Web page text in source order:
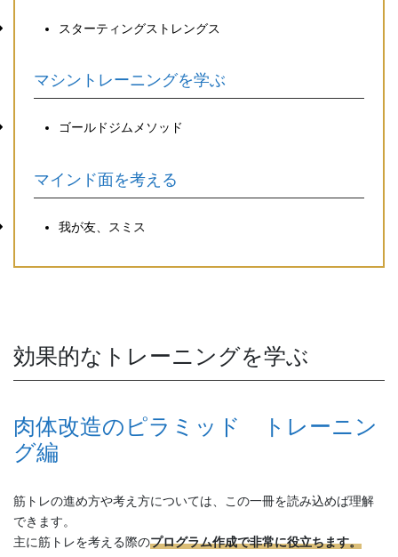
スターティングストレングス
マシントレーニングを学ぶ
ゴールドジムメソッド
マインド面を考える
我が友、スミス
効果的なトレーニングを学ぶ
肉体改造のピラミッド トレーニン
グ編
筋トレの進め方や考え方については、この一冊を読み込めば理解
できます。
主に筋トレを考える際のプログラム作成で非常に役立ちます。